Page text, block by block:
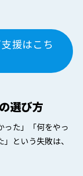
援はこち
選び方
った」「何をやっ
という失敗は、